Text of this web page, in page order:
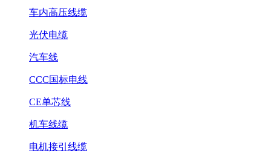
车内高压线缆
光伏电缆
汽车线
CCC国标电线
CE单芯线
机车线缆
电机接引线缆